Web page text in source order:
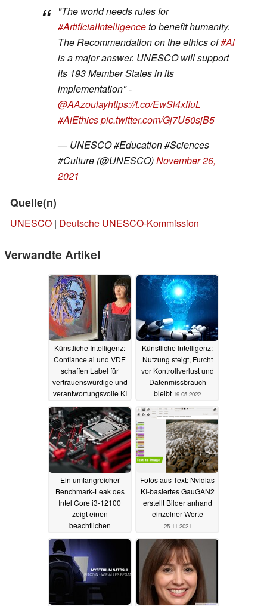
"The world needs rules for
#ArtificialIntelligenceto benefit humanity.
The Recommendation on the ethics of#Ai
is a major answer. UNESCO will support
its 193 Member States in its
implementation" -
@AAzoulayhttps://t.co/EwSl4xfiuL
#AiEthicspic.twitter.com/Gj7U50sjB5
— UNESCO #Education #Sciences
#Culture (@UNESCO)November 26,
2021
Quelle(n)
UNESCO | Deutsche UNESCO-Kommission
Verwandte Artikel
Künstliche Intelligenz:
Confiance.ai und VDE
schaffen Label für
vertrauenswürdige und
verantwortungsvolle KI
12.10.2022
Künstliche Intelligenz:
Nutzung steigt, Furcht
vor Kontrollverlust und
Datenmissbrauch
bleibt 19.05.2022
Ein umfangreicher
Benchmark-Leak des
Intel Core i3-12100
zeigt einen
beachtlichen
Vorsprung vor dem
Ryzen 3 3300X
02.12.2021
Fotos aus Text: Nvidias
KI-basiertes GauGAN2
erstellt Bilder anhand
einzelner Worte
25.11.2021